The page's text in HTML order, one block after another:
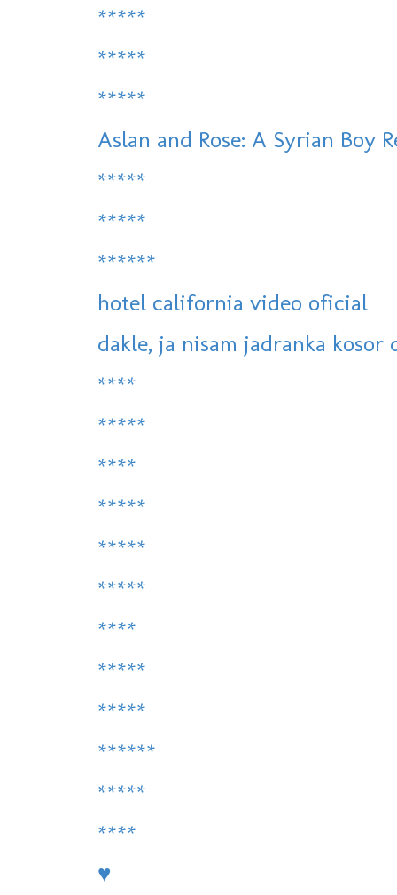
*****
*****
*****
Aslan and Rose: A Syrian Boy
*****
*****
******
hotel california video oficial
dakle, ja nisam jadranka kosor
****
*****
****
*****
*****
*****
****
*****
*****
******
*****
****
♥